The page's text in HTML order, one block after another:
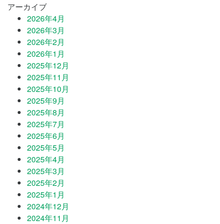
アーカイブ
2026年4月
2026年3月
2026年2月
2026年1月
2025年12月
2025年11月
2025年10月
2025年9月
2025年8月
2025年7月
2025年6月
2025年5月
2025年4月
2025年3月
2025年2月
2025年1月
2024年12月
2024年11月